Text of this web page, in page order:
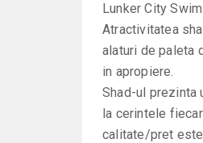
Lunker City
Atractivitatea
alaturi de paleta
in apropiere.
Shad-ul prezinta
la cerintele
calitate/pret